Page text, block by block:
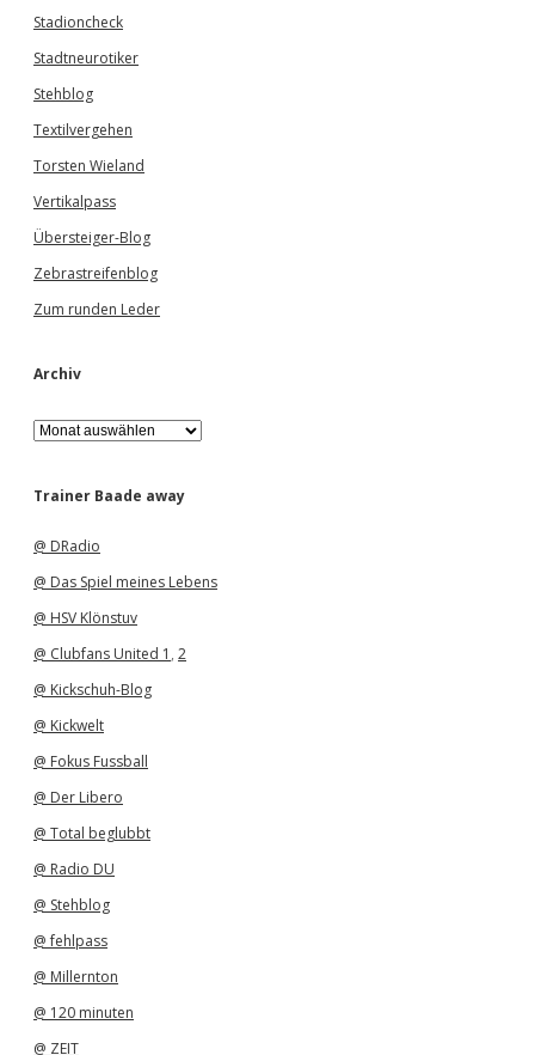
Stadioncheck
Stadtneurotiker
Stehblog
Textilvergehen
Torsten Wieland
Vertikalpass
Übersteiger-Blog
Zebrastreifenblog
Zum runden Leder
Archiv
A
r
h
Trainer Baade away
@ DRadio
@ Das Spiel meines Lebens
@ HSV Klönstuv
@ Clubfans United 1 , 2
@ Kickschuh-Blog
@ Kickwelt
@ Fokus Fussball
@ Der Libero
@ Total beglubbt
@ Radio DU
@ Stehblog
@ fehlpass
@ Millernton
@ 120 minuten
@ ZEIT